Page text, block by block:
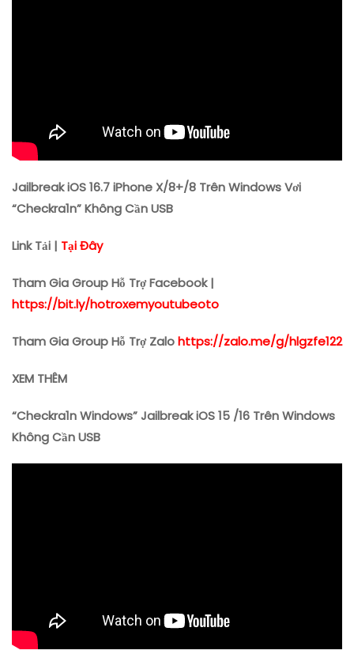
Jailbreak iOS 16.7 iPhone X/8+/8 Trên Windows Vơi
“Checkra1n” Không Cần USB
Link Tải | Tại Đây
Tham Gia Group Hỗ Trợ Facebook |
https://bit.ly/hotroxemyoutubeoto
Tham Gia Group Hỗ Trợ Zalohttps://zalo.me/g/hlgzfe122
XEM THÊM
“Checkra1n Windows” Jailbreak iOS 15 /16 Trên Windows
Không Cần USB